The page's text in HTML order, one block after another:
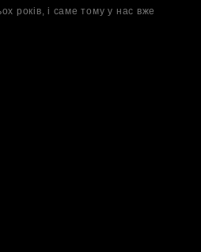
років, і саме тому у нас вже